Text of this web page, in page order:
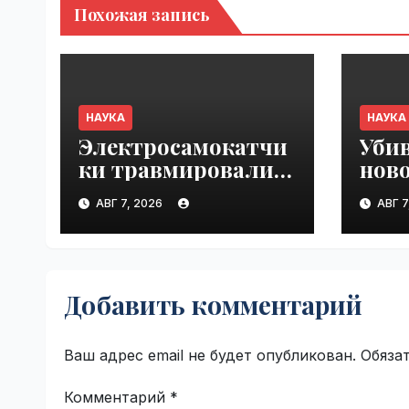
Похожая запись
НАУКА
Электросамокатчи
ки травмировали
голову
и внутренние
органы чаще
VseTime.ru
АВГ 7, 2026
НАУКА
АВГ
Добавить комментарий
Ваш адрес email не будет опубликован.
Комментарий *